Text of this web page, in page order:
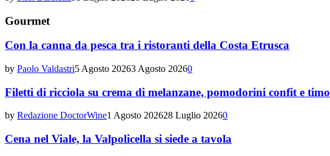
Gourmet
Con la canna da pesca tra i ristoranti della Costa Etrusca
by Paolo Valdastri5 Agosto 20263 Agosto 20260
Filetti di ricciola su crema di melanzane, pomodorini confit e timo
by Redazione DoctorWine1 Agosto 202628 Luglio 20260
Cena nel Viale, la Valpolicella si siede a tavola